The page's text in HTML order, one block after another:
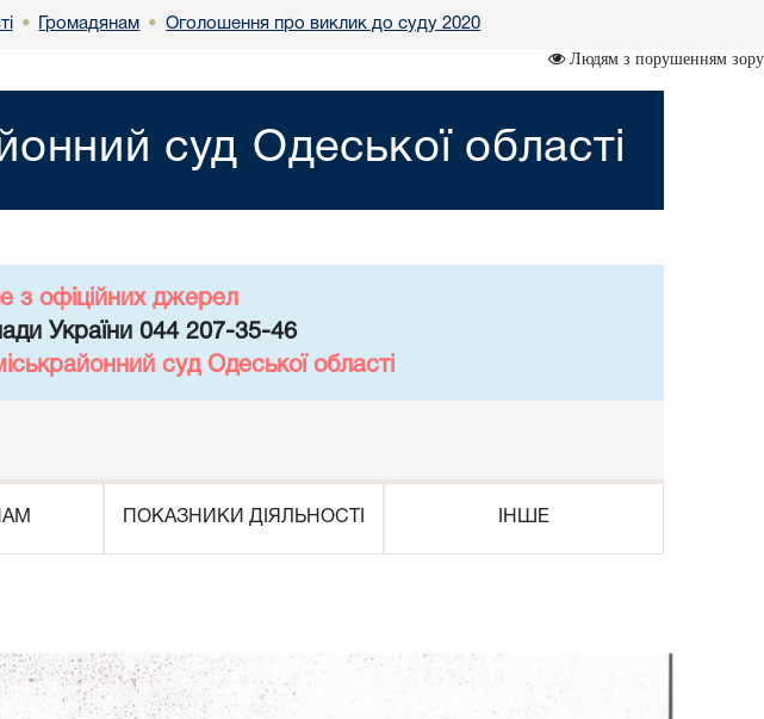
• Громадянам • Оголошення про виклик до суду 2020
Людям з порушенням зору
суд Одеської області
з офіційних джерел
України 044 207-35-46
суд Одеської області
ПОКАЗНИКИ ДІЯЛЬНОСТІ ІНШЕ